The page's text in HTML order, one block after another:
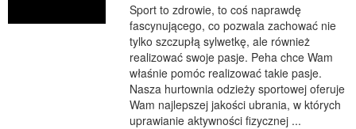
Sport to zdrowie, to coś naprawdę
fascynującego, co pozwala zachować nie
tylko szczupłą sylwetkę, ale również
realizować swoje pasje. Peha chce Wam
właśnie pomóc realizować takie pasje.
Nasza hurtownia odzieży sportowej oferuje
Wam najlepszej jakości ubrania, w których
uprawianie aktywności fizycznej ...